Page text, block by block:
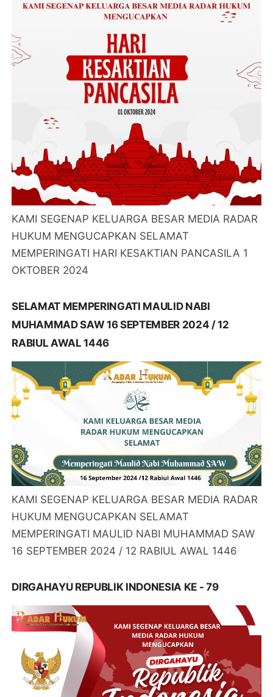
KAMI SEGENAP KELUARGA BESAR MEDIA RADAR
HUKUM MENGUCAPKAN SELAMAT
MEMPERINGATI HARI KESAKTIAN PANCASILA 1
OKTOBER 2024
SELAMAT MEMPERINGATI MAULID NABI
MUHAMMAD SAW 16 SEPTEMBER 2024 / 12
RABIUL AWAL 1446
KAMI SEGENAP KELUARGA BESAR MEDIA RADAR
HUKUM MENGUCAPKAN SELAMAT
MEMPERINGATI MAULID NABI MUHAMMAD SAW
16 SEPTEMBER 2024 / 12 RABIUL AWAL 1446
DIRGAHAYU REPUBLIK INDONESIA KE - 79